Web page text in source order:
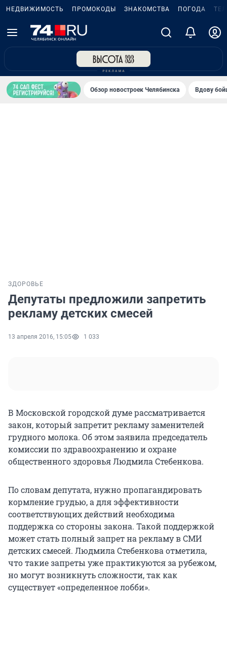
НЕДВИЖИМОСТЬ ПРОМОКОДЫ ЗНАКОМСТВА ПОГОДА
Обзор новостроек Челябинска Вдову
ЗДОРОВЬЕ
Депутаты предложили запретить
рекламу детских смесей
13 апреля 2016, 15:05 1 033
В Московской городской думе рассматривается
закон, который запретит рекламу заменителей
грудного молока. Об этом заявила председатель
комиссии по здравоохранению и охране
общественного здоровья Людмила Стебенкова.
По словам депутата, нужно пропагандировать
кормление грудью, а для эффективности
соответствующих действий необходима
поддержка со стороны закона. Такой поддержкой
может стать полный запрет на рекламу в СМИ
детских смесей. Людмила Стебенкова отметила,
что такие запреты уже практикуются за рубежом,
но могут возникнуть сложности, так как
существует «определенное лобби».